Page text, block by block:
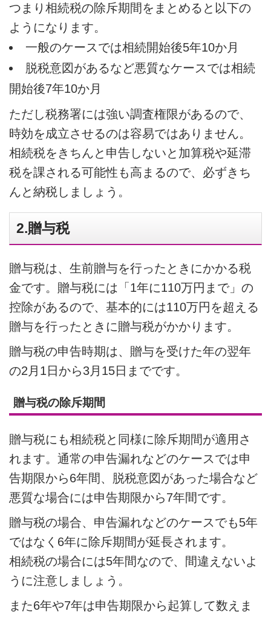
つまり相続税の除斥期間をまとめると以下の
ようになります。
一般のケースでは相続開始後5年10か月
脱税意図があるなど悪質なケースでは相続
開始後7年10か月
ただし税務署には強い調査権限があるので、
時効を成立させるのは容易ではありません。
相続税をきちんと申告しないと加算税や延滞
税を課される可能性も高まるので、必ずきち
んと納税しましょう。
2.贈与税
贈与税は、生前贈与を行ったときにかかる税
金です。贈与税には「1年に110万円まで」の
控除があるので、基本的には110万円を超える
贈与を行ったときに贈与税がかかります。
贈与税の申告時期は、贈与を受けた年の翌年
の2月1日から3月15日までです。
贈与税の除斥期間
贈与税にも相続税と同様に除斥期間が適用さ
れます。通常の申告漏れなどのケースでは申
告期限から6年間、脱税意図があった場合など
悪質な場合には申告期限から7年間です。
贈与税の場合、申告漏れなどのケースでも5年
ではなく6年に除斥期間が延長されます。
相続税の場合には5年間なので、間違えないよ
うに注意しましょう。
また6年や7年は申告期限から起算して数えま